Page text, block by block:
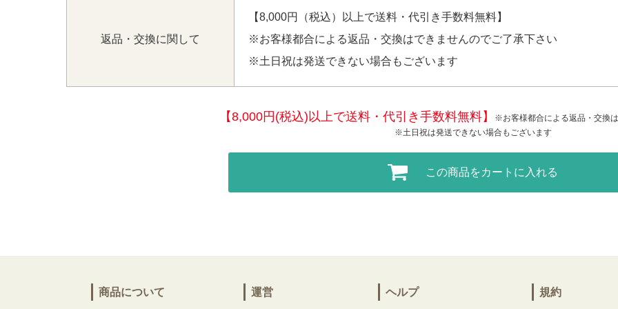
返品・交換に関して
【8,000円（税込）以上で送料・代引き手数料無料】
※お客様都合による返品・交換はできませんのでご了承下さい
※土日祝は発送できない場合もございます
【8,000円(税込)以上で送料・代引き手数料無料】
※お客様都合による返品・交換
※土日祝は発送できない場合もございます
この商品をカートに入れる
商品について 運営 ヘルプ 規約